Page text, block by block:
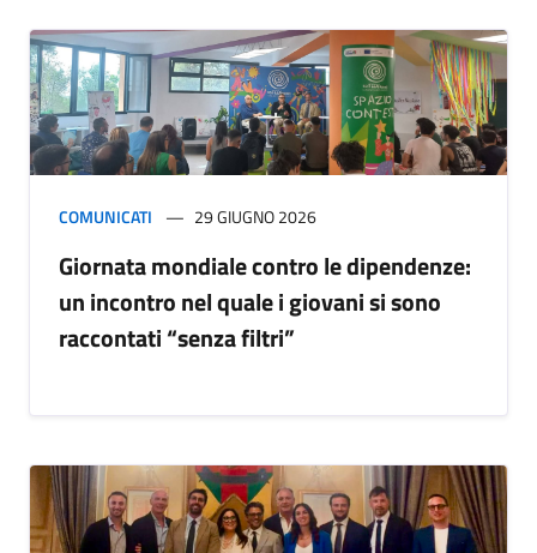
COMUNICATI 29 GIUGNO 2026
Giornata mondiale contro le dipendenze:
un incontro nel quale i giovani si sono
raccontati “senza filtri”